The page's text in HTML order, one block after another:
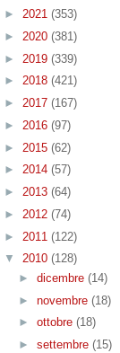
► 2021 (353)
► 2020 (381)
► 2019 (339)
► 2018 (421)
► 2017 (167)
► 2016 (97)
► 2015 (62)
► 2014 (57)
► 2013 (64)
► 2012 (74)
► 2011 (122)
▼ 2010 (128)
► dicembre (14)
► novembre (18)
► ottobre (18)
► settembre (15)